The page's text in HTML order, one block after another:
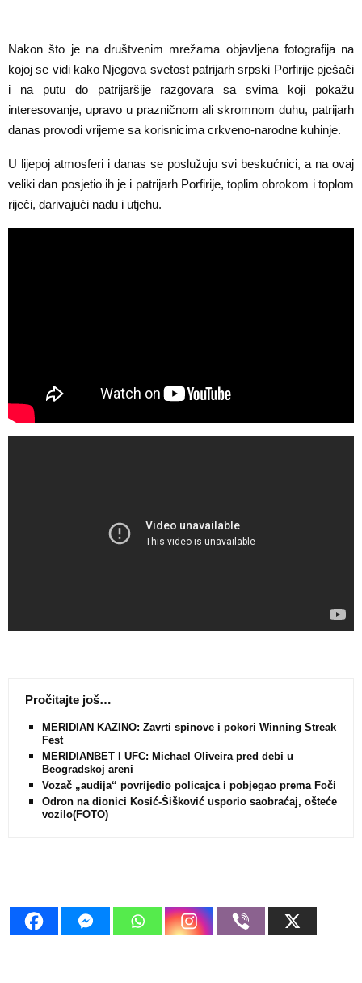
Nakon što je na društvenim mrežama objavljena fotografija na
kojoj se vidi kako Njegova svetost patrijarh srpski Porfirije pješači
i na putu do patrijaršije razgovara sa svima koji pokažu
interesovanje, upravo u prazničnom ali skromnom duhu, patrijarh
danas provodi vrijeme sa korisnicima crkveno-narodne kuhinje.
U lijepoj atmosferi i danas se poslužuju svi beskućnici, a na ovaj
veliki dan posjetio ih je i patrijarh Porfirije, toplim obrokom i toplom
riječi, darivajući nadu i utjehu.
Pročitajte još…
MERIDIAN KAZINO: Zavrti spinove i pokori Winning Streak
Fest
MERIDIANBET I UFC: Michael Oliveira pred debi u
Beogradskoj areni
Vozač „audija“ povrijedio policajca i pobjegao prema Foči
Odron na dionici Kosić-Šišković usporio saobraćaj, oštećeno
vozilo(FOTO)